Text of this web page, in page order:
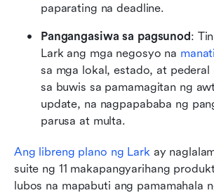
paparating na deadline.
Pangangasiwa sa pagsunod:
Lark ang mga negosyo na
sa mga lokal, estado, at pederal
sa buwis sa pamamagitan ng
update, na nagpapababa ng
parusa at multa.
Ang libreng plano ng Lark ay
suite ng 11 makapangyarihang
lubos na mapabuti ang pamamahala